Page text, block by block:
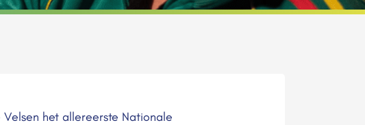
het allereerste Nationale